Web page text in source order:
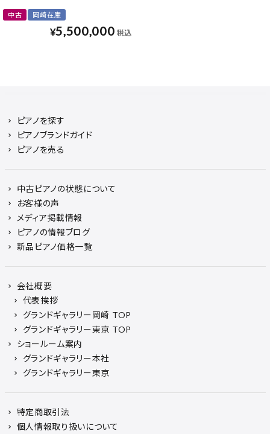
中古 岡崎在庫
¥5,500,000 税込
ピアノを探す
ピアノブランドガイド
ピアノを売る
中古ピアノの状態について
お客様の声
メディア掲載情報
ピアノの情報ブログ
新品ピアノ価格一覧
会社概要
代表挨拶
グランドギャラリー岡崎 TOP
グランドギャラリー東京 TOP
ショールーム案内
グランドギャラリー本社
グランドギャラリー東京
特定商取引法
個人情報取り扱いについて